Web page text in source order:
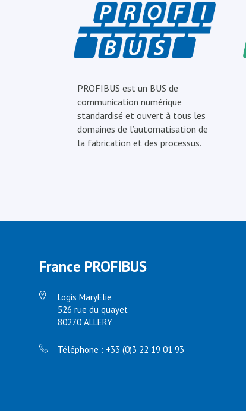
PROFIBUS est un BUS de
communication numérique
standardisé et ouvert à tous les
domaines de l’automatisation de
la fabrication et des processus.
France PROFIBUS
Logis MaryElie
526 rue du quayet
80270 ALLERY
Téléphone : +33 (0)3 22 19 01 93